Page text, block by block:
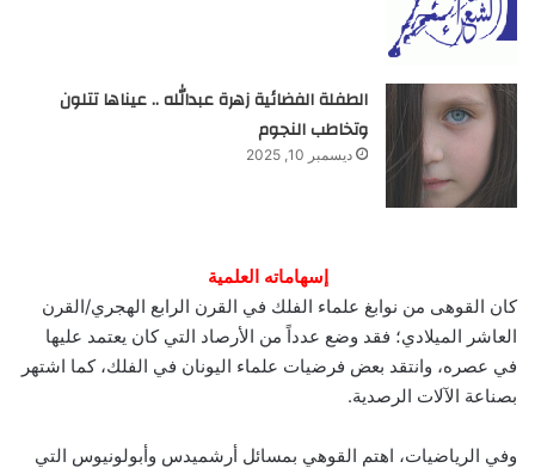
الطفلة الفضائية زهرة عبدالله .. عيناها تتلون
وتخاطب النجوم
ديسمبر 10, 2025
إسهاماته العلمية
كان القوهى من نوابغ علماء الفلك في القرن الرابع الهجري/القرن
العاشر الميلادي؛ فقد وضع عدداً من الأرصاد التي كان يعتمد عليها
في عصره، وانتقد بعض فرضيات علماء اليونان في الفلك، كما اشتهر
بصناعة الآلات الرصدية.
وفي الرياضيات، اهتم القوهي بمسائل أرشميدس وأبولونيوس التي